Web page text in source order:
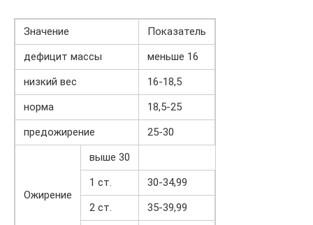
Значение
Показатель
дефицит массы
меньше 16
низкий вес
16-18,5
норма
18,5-25
предожирение
25-30
Ожирение
выше 30
1 ст.
30-34,99
2 ст.
35-39,99